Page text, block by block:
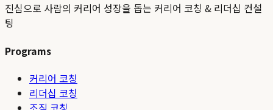
진심으로 사람의 커리어 성장을 돕는 커리어 코칭 & 리더십 컨설
팅
Programs
커리어 코칭
리더십 코칭